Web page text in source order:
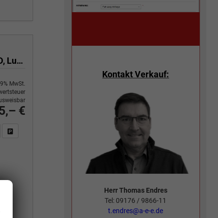
3.0 TDI 210 kW 4Motion R-Line Final Edition V6 Black Edition, HuD, Luft, Standheizung, Pano, Dynaudio, Leder, AHK, Navi, Side, Winter, 5 J.-Garantie
€
MwSt.
Sie anFahrzeugexposé drucken
Fahrzeug drucken, parken oder vergleichen
Kontakt Verkauf:
Herr Thomas Endres
Tel: 09176 / 9866-11
t.endres@a-e-e.de